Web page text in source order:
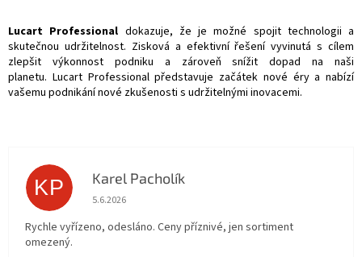
Lucart Professional dokazuje, že je možné spojit technologii a
skutečnou udržitelnost. Zisková a efektivnířešení vyvinutá s cílem
zlepšit výkonnost podniku a zároveň snížit dopad na naši
planetu. Lucart Professional představuje začátek nové éry a nabízí
vašemu podnikání nové zkušenosti s udržitelnými inovacemi.
KP Karel Pacholík
Hodnocení obchodu je 4 z 5 hvězdiček.
5.6.2026
Rychle vyřízeno, odesláno. Ceny příznivé, jen sortiment
omezený.